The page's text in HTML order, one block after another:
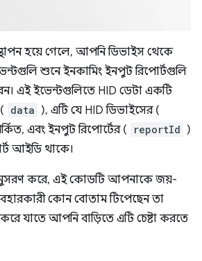
হয়ে গেলে, আপনি ডিভাইস থেকে
শুনে ইনকামিং ইনপুট রিপোর্টগুলি
এই ইভেন্টগুলিতে HID ডেটা একটি
data ), এটি যে HID ডিভাইসের (
এবং ইনপুট রিপোর্টের ( reportId )
আইডি থাকে।
অনুসরণ করে, এই কোডটি আপনাকে জয়-
কোন বোতাম টিপেছেন তা
যাতে আপনি বাড়িতে এটি চেষ্টা করতে